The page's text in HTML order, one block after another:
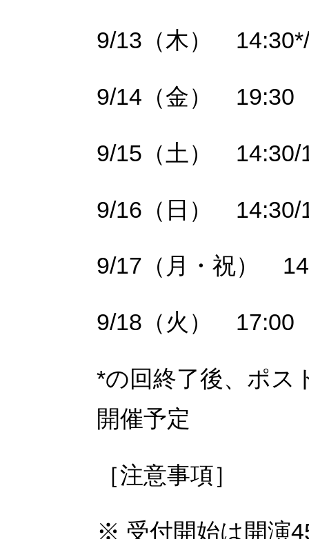
9/13（木）
9/14（金） 19:30
9/15（土） 14:30/
9/16（日） 14:30/
9/17（月・祝）
9/18（火） 17:00
*の回終了後、ポス
開催予定
［注意事項］
※ 受付開始は開演